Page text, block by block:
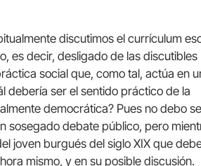
discutimos el currículum
es decir, desligado de las discutibles
social que, como tal, actúa en
debería ser el sentido práctico de la
democrática? Pues no debo
sosegado debate público, pero
joven burgués del siglo XIX que
mismo, y en su posible discusión.